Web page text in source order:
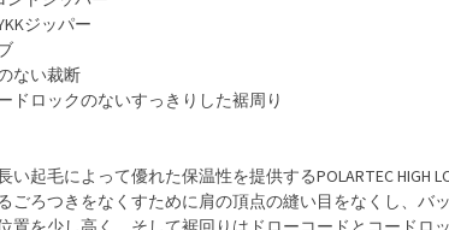
ジッパー
ない裁断
ドロックのないすっきりした裾周り
い起毛によって優れた保温性を提供するPOLARTEC HIGH
ごろつきをなくすために肩の頂点の縫い目をなくし、バ